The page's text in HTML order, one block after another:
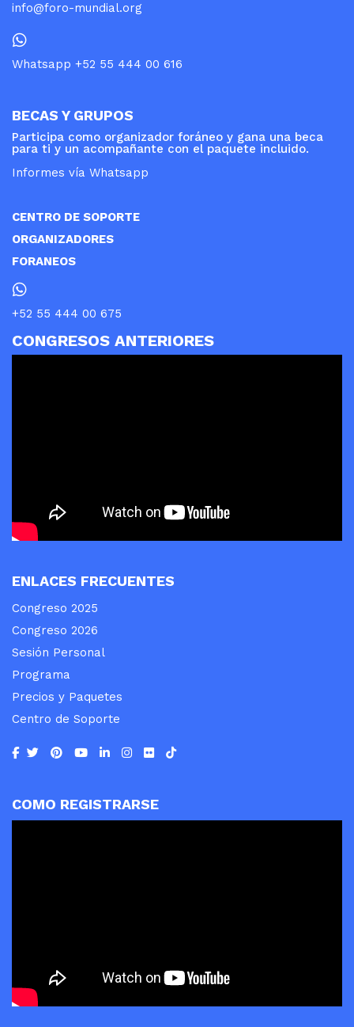
info@foro-mundial.org
Whatsapp +52 55 444 00 616
BECAS Y GRUPOS
Participa como organizador foráneo y gana una beca
para ti y un acompañante con el paquete incluido.
Informes vía Whatsapp
CENTRO DE SOPORTE
ORGANIZADORES
FORANEOS
+52 55 444 00 675
CONGRESOS ANTERIORES
ENLACES FRECUENTES
Congreso 2025
Congreso 2026
Sesión Personal
Programa
Precios y Paquetes
Centro de Soporte
COMO REGISTRARSE